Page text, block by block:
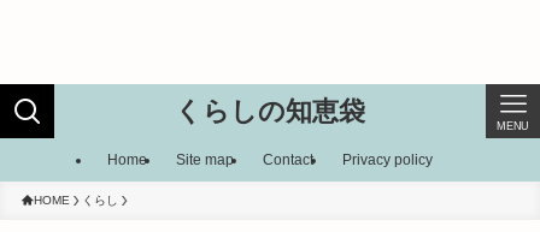
くらしの知恵袋 MENU
Home Site map Contact Privacy policy
HOME くらし